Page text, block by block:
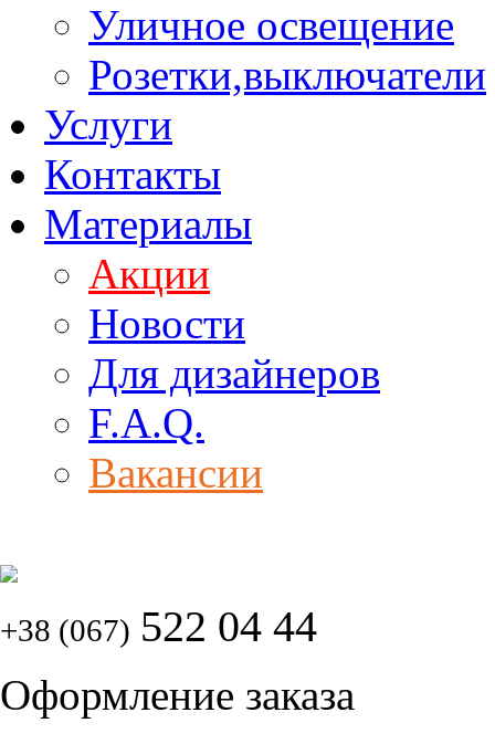
Уличное освещение
Розетки,выключатели
Услуги
Контакты
Материалы
Акции
Новости
Для дизайнеров
F.A.Q.
Вакансии
+38 (067) 522 04 44
Оформление заказа